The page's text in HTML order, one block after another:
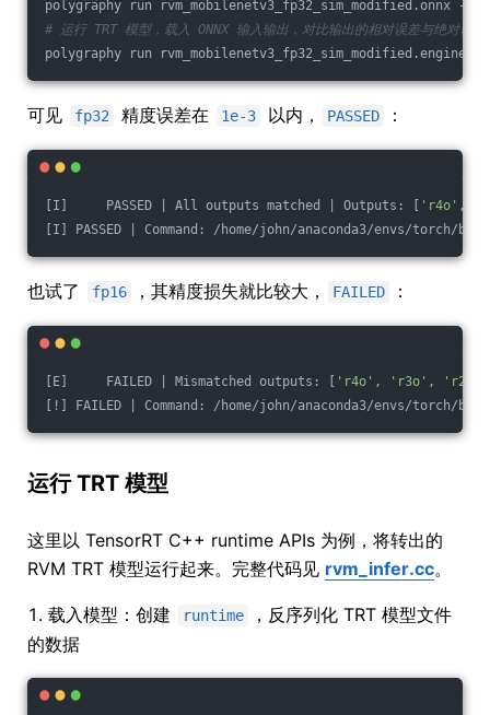
polygraphy run rvm_mobilenetv3_fp32_sim_modified.onnx
# 运行 TRT 模型，载入 ONNX 输入输出，对比输出的相对误差与绝对误差
polygraphy run
可见 fp32 精度误差在 1e-3 以内， PASSED ：
[I]     PASSED | All outputs matched | Outputs: [ 'r4o' ,
[I] PASSED | Command: /home/john/anaconda3/envs/
也试了 fp16 ，其精度损失就比较大， FAILED ：
[E]     FAILED | Mismatched outputs: [ 'r4o' , 'r3o' , 'r2o'
[!] FAILED | Command: /home/john/anaconda3/envs/
运行 TRT 模型
这里以 TensorRT C++ runtime APIs 为例，将转出的
RVM TRT 模型运行起来。完整代码见 rvm_infer.cc。
1. 载入模型：创建 runtime
，反序列化 TRT 模型文件
的数据